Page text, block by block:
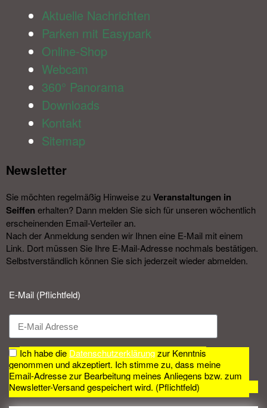
Aktuelle Nachrichten
Parken mit Easypark
Online-Shop
Webcam
360° Panorama
Downloads
Kontakt
Sitemap
Newsletter​
Sie möchten regelmäßig Hinweise zu Veranstal­tungen in
Seiffen erhalten? Dann melden Sie sich für unseren wöchentlich
erscheinenden Email-Verteiler an.
Nach der Anmeldung senden wir Ihnen eine E-Mail mit einem
Link. Dort müssen Sie Ihre E-Mail-Adresse nochmals bestätigen.
Selbstverständlich können Sie sich jederzeit wieder abmelden.​
E-Mail (Pflichtfeld)
Ich habe die Datenschutzerklärungzur Kenntnis
genommen und akzeptiert. Ich stimme zu, dass meine
Email-Adresse zur Bearbeitung meines Anliegens bzw. zum
Newsletter-Versand gespeichert wird. (Pflichtfeld)